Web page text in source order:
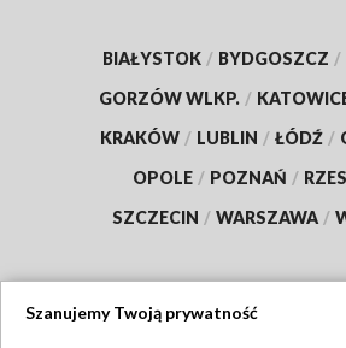
BIAŁYSTOK / BYDGOSZCZ /
GORZÓW WLKP. /
KRAKÓW / LUBLIN / ŁÓDŹ /
OPOLE / POZNAŃ /
SZCZECIN / WARSZAWA /
Szanujemy Twoją prywatność